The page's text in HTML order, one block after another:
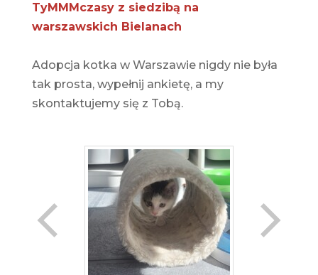
TyMMMczasy z siedzibą na
warszawskich Bielanach
Adopcja kotka w Warszawie nigdy nie była
tak prosta, wypełnij ankietę, a my
skontaktujemy się z Tobą.